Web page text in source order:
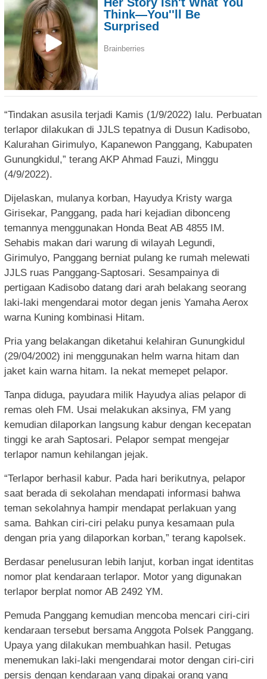
“Tindakan asusila terjadi Kamis (1/9/2022) lalu. Perbuatan
terlapor dilakukan di JJLS tepatnya di Dusun Kadisobo,
Kalurahan Girimulyo, Kapanewon Panggang, Kabupaten
Gunungkidul,” terang AKP Ahmad Fauzi, Minggu
(4/9/2022).
Dijelaskan, mulanya korban, Hayudya Kristy warga
Girisekar, Panggang, pada hari kejadian dibonceng
temannya menggunakan Honda Beat AB 4855 IM.
Sehabis makan dari warung di wilayah Legundi,
Girimulyo, Panggang berniat pulang ke rumah melewati
JJLS ruas Panggang-Saptosari. Sesampainya di
pertigaan Kadisobo datang dari arah belakang seorang
laki-laki mengendarai motor degan jenis Yamaha Aerox
warna Kuning kombinasi Hitam.
Pria yang belakangan diketahui kelahiran Gunungkidul
(29/04/2002) ini menggunakan helm warna hitam dan
jaket kain warna hitam. Ia nekat memepet pelapor.
Tanpa diduga, payudara milik Hayudya alias pelapor di
remas oleh FM. Usai melakukan aksinya, FM yang
kemudian dilaporkan langsung kabur dengan kecepatan
tinggi ke arah Saptosari. Pelapor sempat mengejar
terlapor namun kehilangan jejak.
“Terlapor berhasil kabur. Pada hari berikutnya, pelapor
saat berada di sekolahan mendapati informasi bahwa
teman sekolahnya hampir mendapat perlakuan yang
sama. Bahkan ciri-ciri pelaku punya kesamaan pula
dengan pria yang dilaporkan korban,” terang kapolsek.
Berdasar penelusuran lebih lanjut, korban ingat identitas
nomor plat kendaraan terlapor. Motor yang digunakan
terlapor berplat nomor AB 2492 YM.
Pemuda Panggang kemudian mencoba mencari ciri-ciri
kendaraan tersebut bersama Anggota Polsek Panggang.
Upaya yang dilakukan membuahkan hasil. Petugas
menemukan laki-laki mengendarai motor dengan ciri-ciri
persis dengan kendaraan yang dipakai orang yang